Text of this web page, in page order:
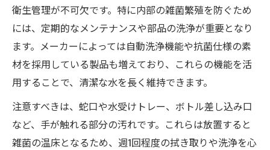
衛生管理が不可欠です。特に内部の雑菌繁殖を防ぐため
には、定期的なメンテナンスや部品の洗浄が重要となり
ます。メーカーによっては自動洗浄機能や抗菌仕様の素
材を採用している製品も増えており、これらの機能を活
用することで、清潔な水を長く維持できます。
注意すべきは、蛇口や水受けトレー、ボトル差し込み口
など、手が触れる部分の汚れです。これらは放置すると
雑菌の温床となるため、週1回程度の拭き取りや洗浄を心